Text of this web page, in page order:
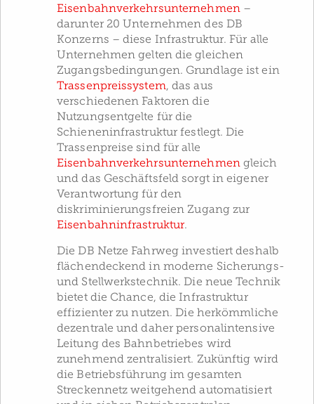
Eisenbahnverkehrsunternehmen–
darunter 20 Unternehmen des DB
Konzerns – diese Infrastruktur. Für alle
Unternehmen gelten die gleichen
Zugangsbedingungen. Grundlage ist ein
Trassenpreissystem, das aus
verschiedenen Faktoren die
Nutzungsentgelte für die
Schieneninfrastruktur festlegt. Die
Trassenpreise sind für alle
Eisenbahnverkehrsunternehmengleich
und das Geschäftsfeld sorgt in eigener
Verantwortung für den
diskriminierungsfreien Zugang zur
Eisenbahninfrastruktur.
Die DB Netze Fahrweg investiert deshalb
flächendeckend in moderne Sicherungs-
und Stellwerkstechnik. Die neue Technik
bietet die Chance, die Infrastruktur
effizienter zu nutzen. Die herkömmliche
dezentrale und daher personalintensive
Leitung des Bahnbetriebes wird
zunehmend zentralisiert. Zukünftig wird
die Betriebsführung im gesamten
Streckennetz weitgehend automatisiert